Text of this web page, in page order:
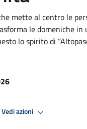
mette al centro le
le domeniche in
lo spirito di
Vedi azioni